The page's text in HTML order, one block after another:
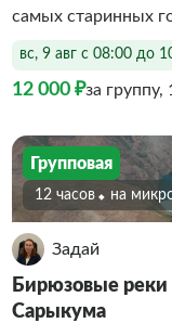
самых старинных
вс, 9 авг с 08:00 до
12 000 ₽за группу,
Групповая
12 часов На
Задай
Бирюзовые реки
Сарыкума